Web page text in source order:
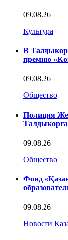
09.08.26
Культура
В
премию
09.08.26
Общество
Полиция
09.08.26
Общество
Фонд
09.08.26
Новости